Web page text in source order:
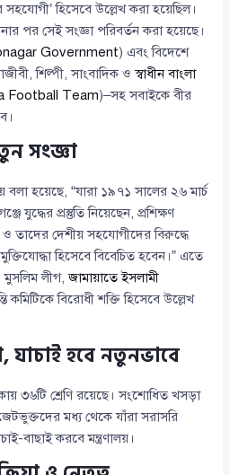
সহযোগী’ হিসেবে উল্লেখ করা হয়েছিল।
পর সেই সংজ্ঞা পরিবর্তন করা হয়েছে।
Government) এবং বিদেশে
শিল্পী, সাংবাদিক ওস্বাধীন বাংলা
Football Team)–সহ সবাইকে বীর
সংজ্ঞা
বলা হয়েছে, “যারা ১৯৭১ সালের ২৬ মার্চ
যুদ্ধের প্রস্তুতি নিয়েছেন, প্রশিক্ষণ
ও তাদের দেশীয় সহযোগীদের বিরুদ্ধে
হিসেবে বিবেচিত হবেন।” এতে
লীগ,জামায়াতে ইসলামী
কমিটিকে বিরোধী শক্তি হিসেবে উল্লেখ
যাচাই হবে নতুনভাবে
৩৬টি শ্রেণি রয়েছে। সংশোধিত খসড়া
মধ্য থেকে যাঁরা সরাসরি
বাছাই করবে মন্ত্রণালয়।